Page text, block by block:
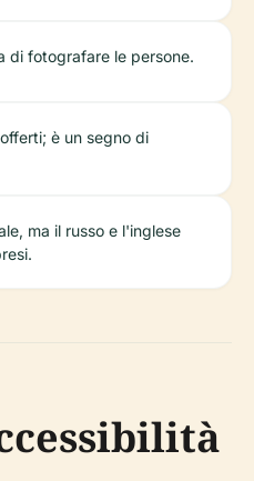
di fotografare le persone.
è un segno di
ma il russo e l'inglese